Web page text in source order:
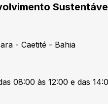
- Caetité - Bahia
08:00 às 12:00 e das